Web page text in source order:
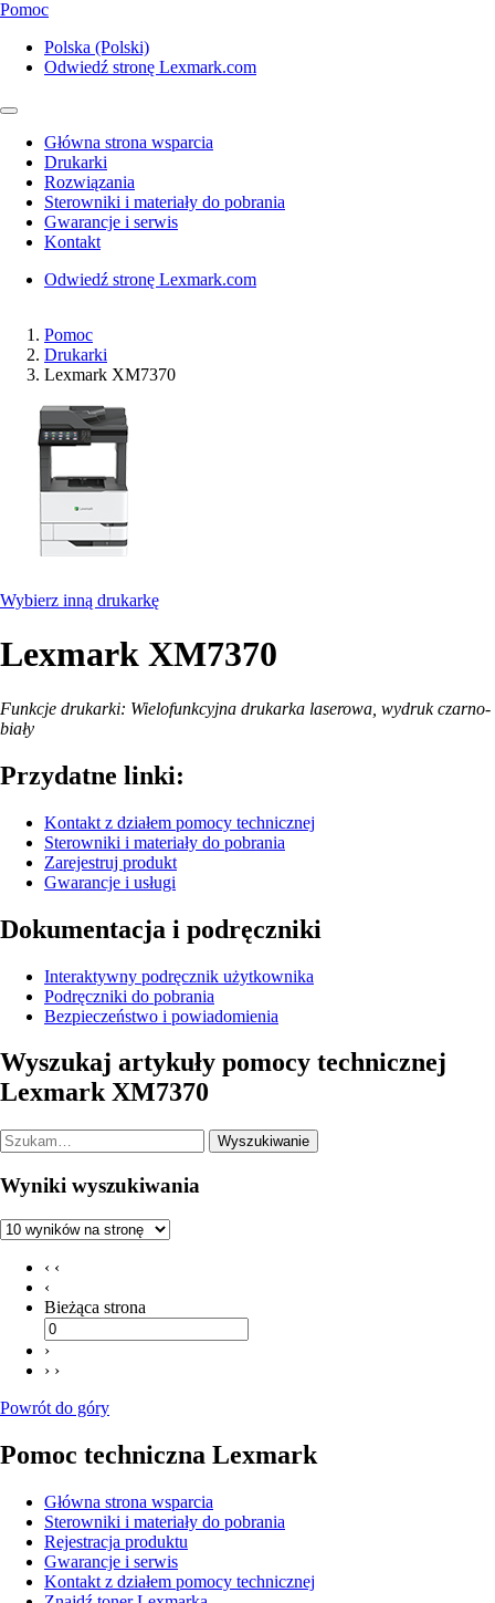
Pomoc
Polska (Polski)
Odwiedź stronę Lexmark.com
Główna strona wsparcia
Drukarki
Rozwiązania
Sterowniki i materiały do pobrania
Gwarancje i serwis
Kontakt
Odwiedź stronę Lexmark.com
Pomoc
Drukarki
Lexmark XM7370
Wybierz inną drukarkę
Lexmark XM7370
Funkcje drukarki: Wielofunkcyjna drukarka laserowa, wydruk czarno-
biały
Przydatne linki:
Kontakt z działem pomocy technicznej
Sterowniki i materiały do pobrania
Zarejestruj produkt
Gwarancje i usługi
Dokumentacja i podręczniki
Interaktywny podręcznik użytkownika
Podręczniki do pobrania
Bezpieczeństwo i powiadomienia
Wyszukaj artykuły pomocy technicznej
Lexmark XM7370
Wyszukiwanie
Wyniki wyszukiwania
‹ ‹
‹
Bieżąca strona
›
› ›
Powrót do góry
Pomoc techniczna Lexmark
Główna strona wsparcia
Sterowniki i materiały do pobrania
Rejestracja produktu
Gwarancje i serwis
Kontakt z działem pomocy technicznej